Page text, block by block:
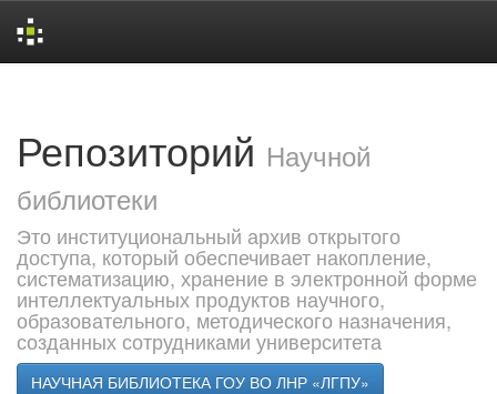
Репозиторий Научной
библиотеки
Это институциональный архив открытого
доступа, который обеспечивает накопление,
систематизацию, хранение в электронной форме
интеллектуальных продуктов научного,
образовательного, методического назначения,
созданных сотрудниками университета
НАУЧНАЯ БИБЛИОТЕКА ГОУ ВО ЛНР «ЛГПУ»